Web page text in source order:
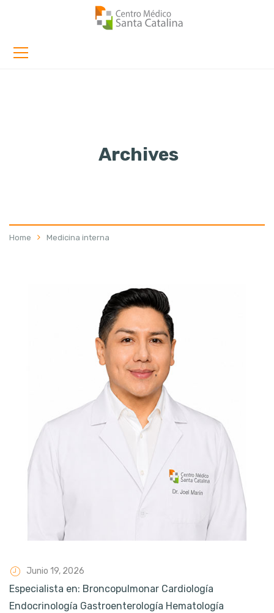
Archives
Home Medicina interna
Junio 19, 2026
Especialista en: Broncopulmonar Cardiología
Endocrinología Gastroenterología Hematología